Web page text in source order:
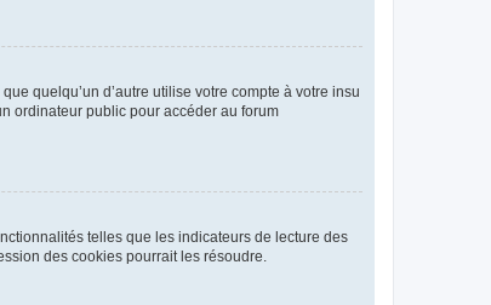
quelqu’un d’autre utilise votre compte à votre insu
ordinateur public pour accéder au forum
telles que les indicateurs de lecture des
des cookies pourrait les résoudre.